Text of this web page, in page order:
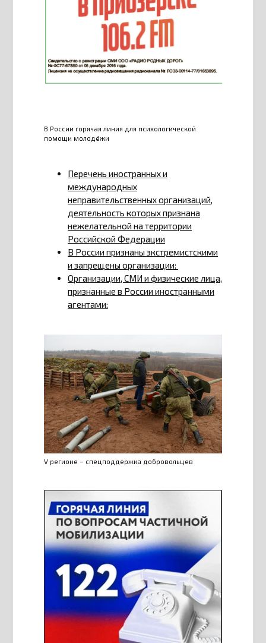
В России горячая линия для психологической
помощи молодёжи
Перечень иностранных и
международных
неправительственных организаций,
деятельность которых признана
нежелательной на территории
Российской Федерации
В России признаны экстремистскими
и запрещены организации:
Организации, СМИ и физические лица,
признанные в России иностранными
агентами:
V регионе – спецподдержка добровольцев